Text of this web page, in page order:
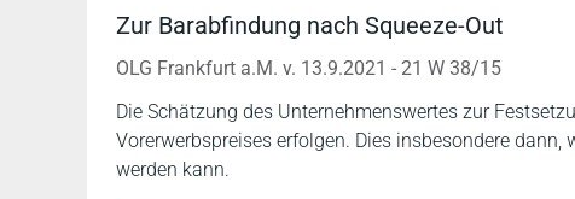
Zur Barabfindung nach Squeeze-Out
OLG Frankfurt a.M. v. 13.9.2021 - 21 W 38/15
Die Schätzung des Unternehmenswertes zur
Vorerwerbspreises erfolgen. Dies insbesondere
werden kann.